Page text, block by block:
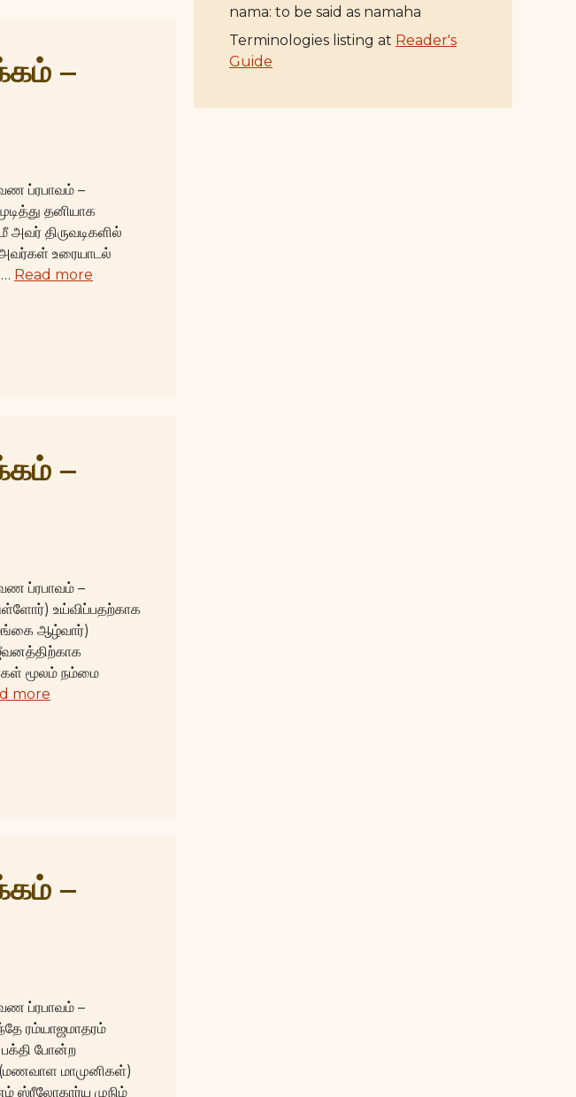
–
ப்ரபாவம் –
தனியாக
திருவடிகளில்
அவர்கள் உரையாடல்
Read more
–
ப்ரபாவம் –
உய்விப்பதற்காக
ஆழ்வார்)
மூலம் நம்மை
more
–
ப்ரபாவம் –
ரம்யாஜமாதரம்
பக்தி போன்ற
மாமுனிகள்)
ஸ்ரீலோகார்ய முநிம்
nama: to be said as namaha
Terminologies listing at Reader's
Guide